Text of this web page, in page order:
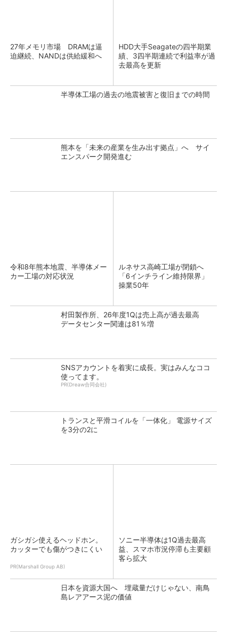
27年メモリ市場 DRAMは逼
迫継続、NANDは供給緩和へ
HDD大手Seagateの四半期業
績、3四半期連続で利益率が過
去最高を更新
半導体工場の過去の地震被害と復旧までの時間
熊本を「未来の産業を生み出す拠点」へ サイ
エンスパーク開発進む
令和8年熊本地震、半導体メー
カー工場の対応状況
ルネサス高崎工場が閉鎖へ
「6インチライン維持限界」
操業50年
村田製作所、26年度1Qは売上高が過去最高
データセンター関連は81％増
SNSアカウントを着実に成長。実はみんなココ
使ってます。
PR(Dreaw合同会社)
トランスと平滑コイルを「一体化」 電源サイズ
を3分の2に
ガシガシ使えるヘッドホン。
カッターでも傷がつきにくい
PR(Marshall Group AB)
ソニー半導体は1Q過去最高
益、スマホ市況停滞も主要顧
客ら拡大
日本を資源大国へ 埋蔵量だけじゃない、南鳥
島レアアース泥の価値